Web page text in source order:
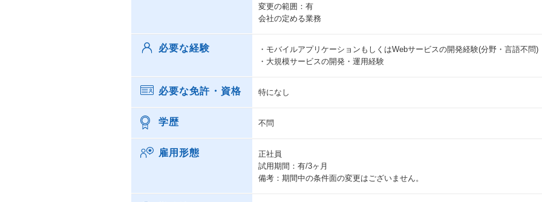
変更の範囲：有
会社の定める業務
必要な経験
・モバイルアプリケーションもしくはWebサービスの開発経験(分野・言語不問)
・大規模サービスの開発・運用経験
必要な免許・資格 特になし
学歴 不問
雇用形態
正社員
試用期間：有/3ヶ月
備考：期間中の条件面の変更はございません。